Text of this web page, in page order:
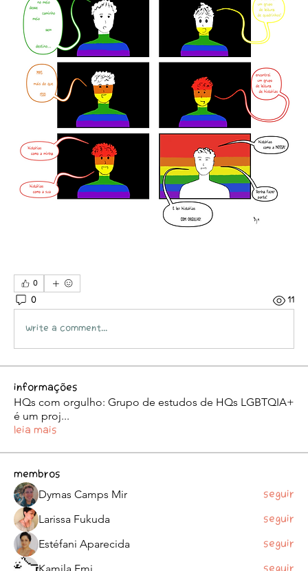
0
0 11
Write a comment...
Informações
HQs com orgulho: Grupo de estudos de HQs LGBTQIA+
é um proj...
Leia Mais
membros
Dymas Camps Mir Seguir
Larissa Fukuda Seguir
Estéfani Aparecida Seguir